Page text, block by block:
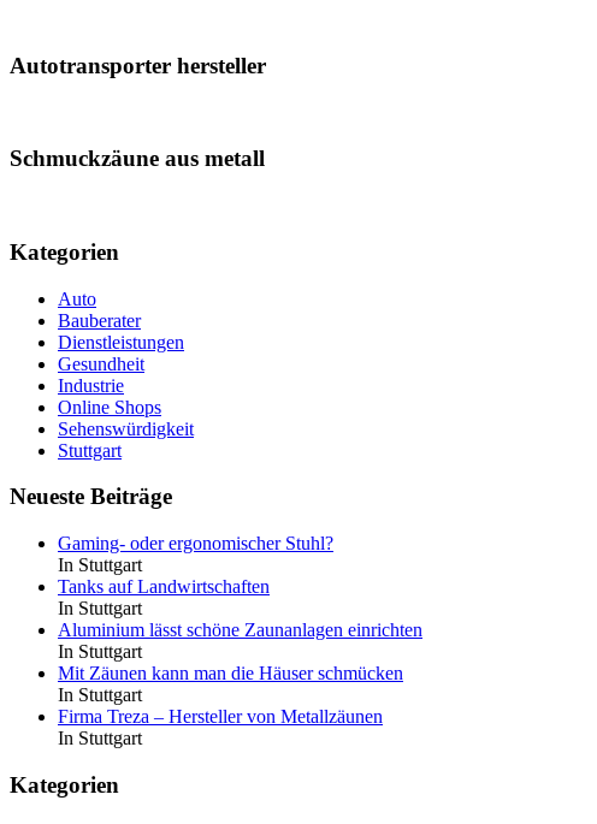
Autotransporter hersteller
Schmuckzäune aus metall
Kategorien
Auto
Bauberater
Dienstleistungen
Gesundheit
Industrie
Online Shops
Sehenswürdigkeit
Stuttgart
Neueste Beiträge
Gaming- oder ergonomischer Stuhl?
In Stuttgart
Tanks auf Landwirtschaften
In Stuttgart
Aluminium lässt schöne Zaunanlagen einrichten
In Stuttgart
Mit Zäunen kann man die Häuser schmücken
In Stuttgart
Firma Treza – Hersteller von Metallzäunen
In Stuttgart
Kategorien